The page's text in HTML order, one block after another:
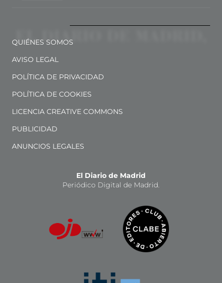
QUIÉNES SOMOS
AVISO LEGAL
POLÍTICA DE PRIVACIDAD
POLÍTICA DE COOKIES
LICENCIA CREATIVE COMMONS
PUBLICIDAD
ANUNCIOS LEGALES
El Diario de Madrid
Periódico Digital de Madrid.